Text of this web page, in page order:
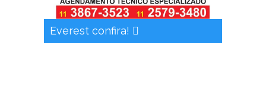
Everest confira!